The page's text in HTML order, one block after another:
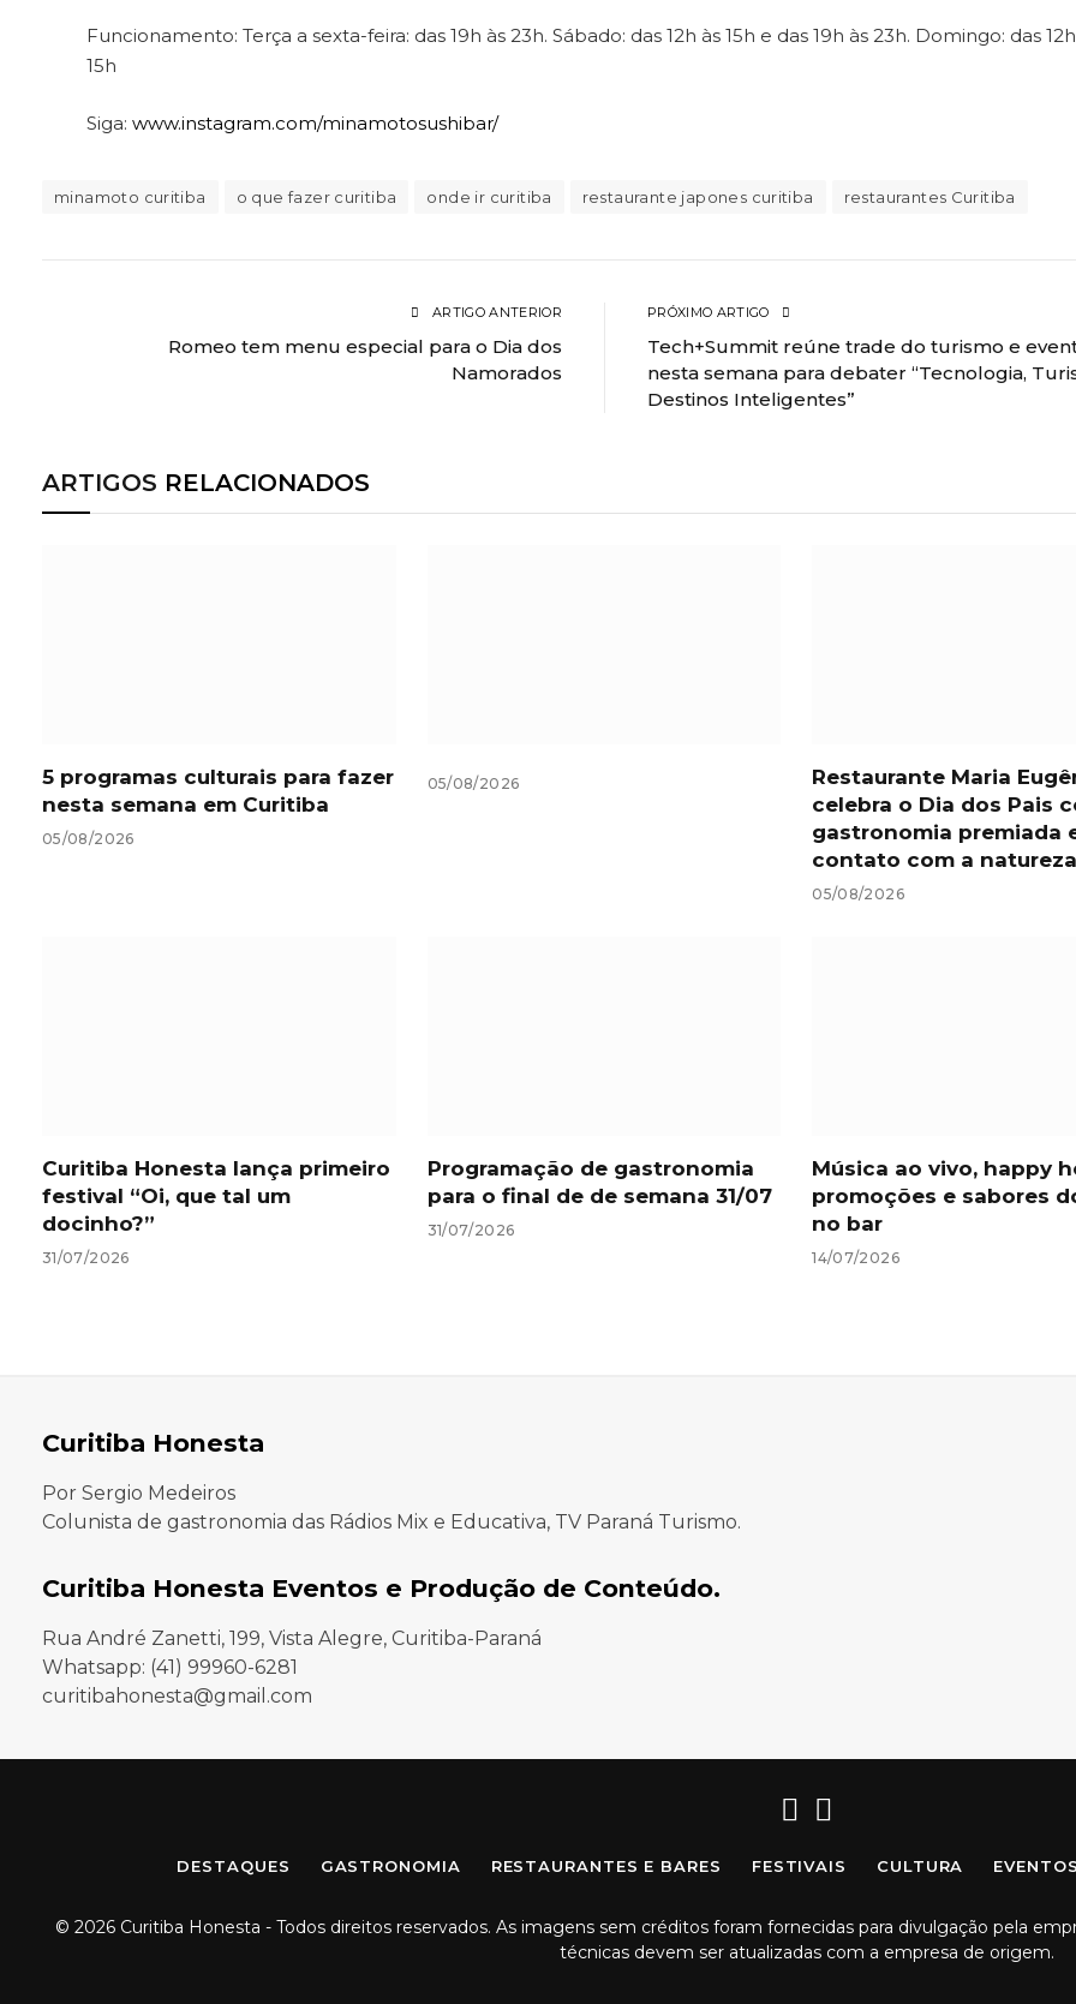
Funcionamento: Terça a sexta-feira: das 19h às 23h. Sábado: das 12h às 15h e das 19h às 23h. Domingo: das
15h
Siga: www.instagram.com/minamotosushibar/
minamoto curitiba o que fazer curitiba onde ir curitiba restaurante japones curitiba restaurantes Curitiba
ARTIGO ANTERIOR
Romeo tem menu especial para o Dia dos
Namorados
PRÓXIMO ARTIGO
Tech+Summit reúne trade do turismo e
nesta semana para debater “Tecnologia,
Destinos Inteligentes”
ARTIGOS RELACIONADOS
5 programas culturais para fazer
nesta semana em Curitiba
05/08/2026
05/08/2026
Restaurante Maria
celebra o Dia dos Pais
gastronomia premiada
contato com a natureza
05/08/2026
Curitiba Honesta lança primeiro
festival “Oi, que tal um
docinho?”
31/07/2026
Programação de gastronomia
para o final de de semana 31/07
31/07/2026
Música ao vivo, happy
promoções e sabores
no bar
14/07/2026
Curitiba Honesta
Por Sergio Medeiros
Colunista de gastronomia das Rádios Mix e Educativa, TV Paraná Turismo.
Curitiba Honesta Eventos e Produção de Conteúdo.
Rua André Zanetti, 199, Vista Alegre, Curitiba-Paraná
Whatsapp: (41) 99960-6281
curitibahonesta@gmail.com
Facebook
Instagram
DESTAQUES GASTRONOMIA RESTAURANTES E BARES FESTIVAIS CULTURA EVENTOS
© 2026 Curitiba Honesta - Todos direitos reservados. As imagens sem créditos foram fornecidas para divulgação pela
técnicas devem ser atualizadas com a empresa de origem.